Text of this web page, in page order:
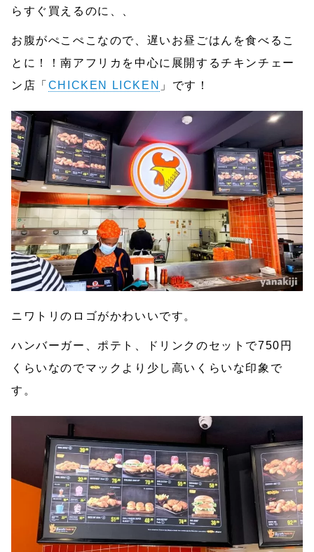
らすぐ買えるのに、、
お腹がぺこぺこなので、遅いお昼ごはんを食べるこ
とに！！南アフリカを中心に展開するチキンチェー
ン店「 CHICKEN LICKEN 」です！
ニワトリのロゴがかわいいです。
ハンバーガー、ポテト、ドリンクのセットで750円
くらいなのでマックより少し高いくらいな印象で
す。